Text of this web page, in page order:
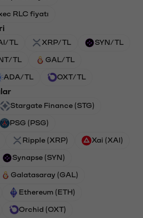
RLC fiyatı
TL XRP/TL SYN/TL
TL GAL/TL
ADA/TL OXT/TL
Stargate Finance (STG)
PSG (PSG)
Ripple (XRP) Xai (XAI)
Synapse (SYN)
Galatasaray (GAL)
Ethereum (ETH)
Orchid (OXT)